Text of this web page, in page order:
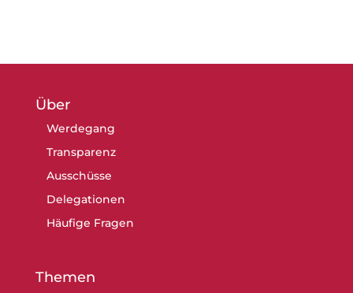
Über
Werdegang
Transparenz
Ausschüsse
Delegationen
Häufige Fragen
Themen